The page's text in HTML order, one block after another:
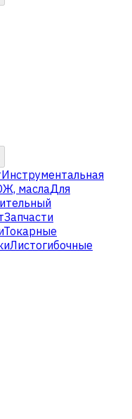
Инструментальная
маслаДля
Запчасти
Токарные
Листогибочные